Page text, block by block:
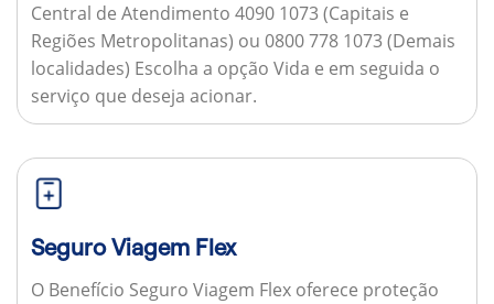
Central de Atendimento 4090 1073 (Capitais e
Regiões Metropolitanas) ou 0800 778 1073 (Demais
localidades) Escolha a opção Vida e em seguida o
serviço que deseja acionar.
Seguro Viagem Flex
O Benefício Seguro Viagem Flex oferece proteção